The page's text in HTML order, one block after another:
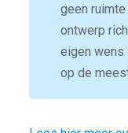
geen
ontwerp
eigen wens
op de